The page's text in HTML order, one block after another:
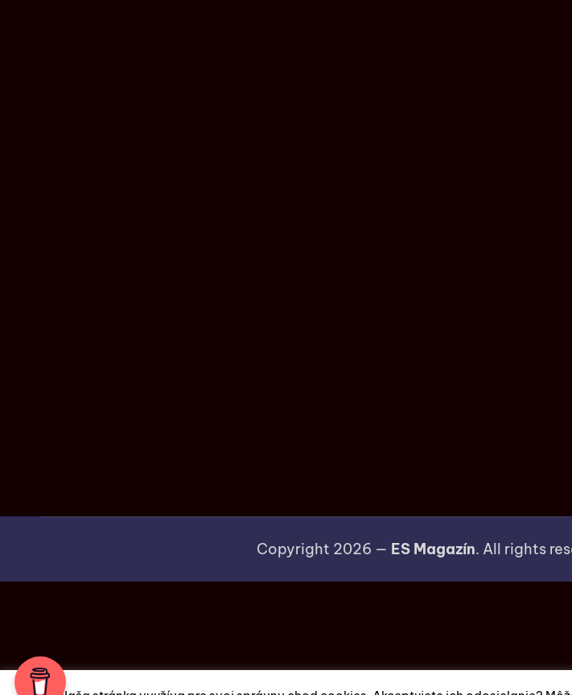
Copyright 2026 — ES Magazín. All rights